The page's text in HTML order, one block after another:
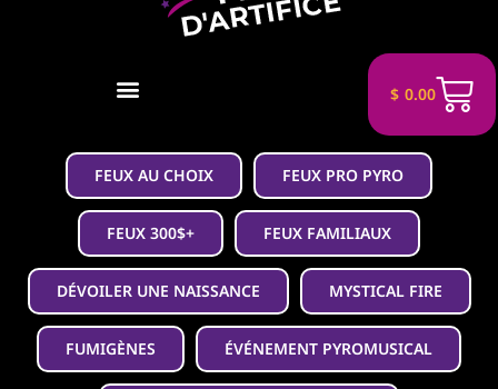
$ 0.00
FEUX AU CHOIX FEUX PRO PYRO
FEUX 300$+ FEUX FAMILIAUX
DÉVOILER UNE NAISSANCE MYSTICAL FIRE
FUMIGÈNES ÉVÉNEMENT PYROMUSICAL